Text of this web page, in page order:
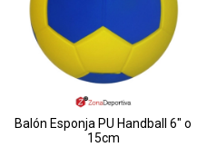
Balón Esponja PU Handball 6″ o
15cm